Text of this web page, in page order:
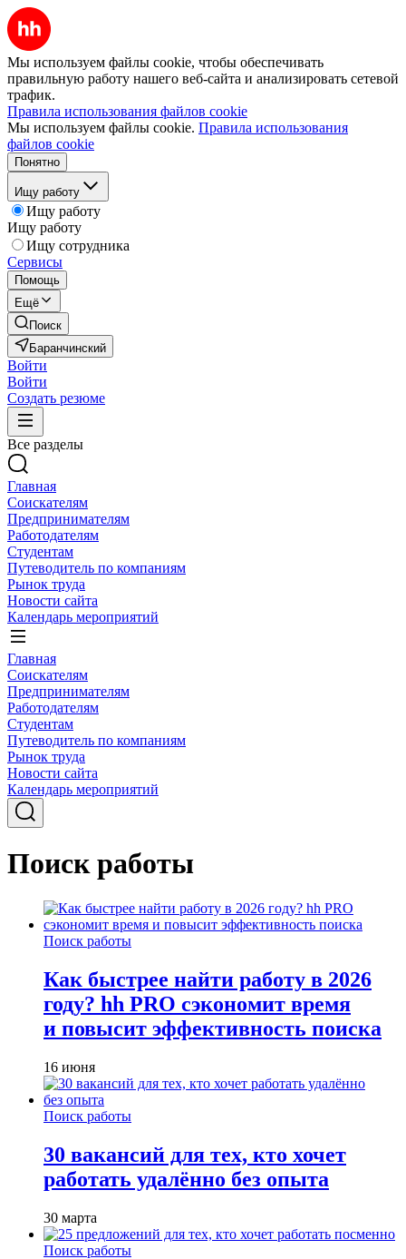
Мы используем файлы cookie, чтобы обеспечивать
правильную работу нашего веб-сайта и анализировать сетевой
трафик.
Правила использования файлов cookie
Мы используем файлы cookie. Правила использования
файлов cookie
Понятно
Ищу работу
Ищу работу
Ищу работу
Ищу сотрудника
Сервисы
Помощь
Ещё
Поиск
Баранчинский
Войти
Войти
Создать резюме
Все разделы
Главная
Соискателям
Предпринимателям
Работодателям
Студентам
Путеводитель по компаниям
Рынок труда
Новости сайта
Календарь мероприятий
Главная
Соискателям
Предпринимателям
Работодателям
Студентам
Путеводитель по компаниям
Рынок труда
Новости сайта
Календарь мероприятий
Поиск работы
Поиск работы
Как быстрее найти работу в 2026
году? hh PRO сэкономит время
и повысит эффективность поиска
16 июня
Поиск работы
30 вакансий для тех, кто хочет
работать удалённо без опыта
30 марта
Поиск работы